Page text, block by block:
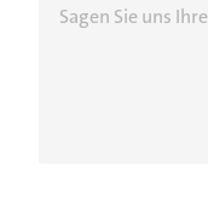
Sagen Sie uns